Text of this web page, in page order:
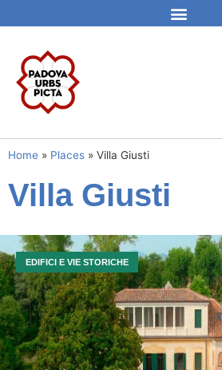
Home » Places » Villa Giusti
Villa Giusti
EDIFICI E VIE STORICHE